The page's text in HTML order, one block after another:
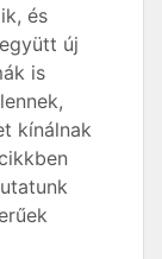
és
új
is
kínálnak